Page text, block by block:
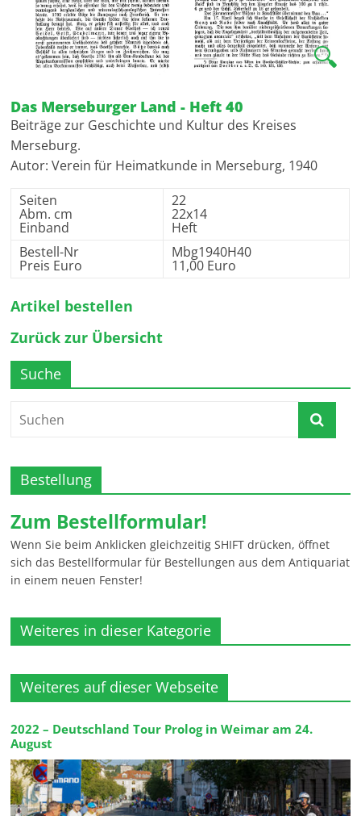
🔍
Das Merseburger Land - Heft 40
Beiträge zur Geschichte und Kultur des Kreises
Merseburg.
Autor: Verein für Heimatkunde in Merseburg, 1940
Seiten
Abm. cm
Einband
22
22x14
Heft
Bestell-Nr
Preis Euro
Mbg1940H40
11,00 Euro
Artikel bestellen
Zurück zur Übersicht
Suche
Bestellung
Zum Bestellformular!
Wenn Sie beim Anklicken gleichzeitig SHIFT drücken, öffnet
sich das Bestellformular für Bestellungen aus dem Antiquariat
in einem neuen Fenster!
Weiteres in dieser Kategorie
Weiteres auf dieser Webseite
2022 – Deutschland Tour Prolog in Weimar am 24.
August